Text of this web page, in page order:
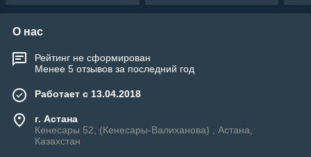
О нас
Рейтинг не сформирован
Менее 5 отзывов за последний год
Работает с 13.04.2018
г. Астана
Кенесары 52, (Кенесары-Валиханова) , Астана,
Казахстан